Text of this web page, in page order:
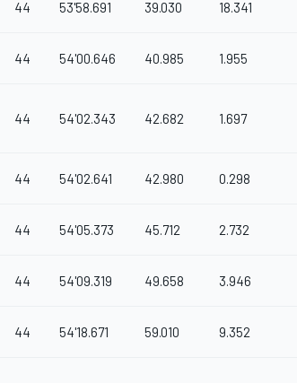
44 53'58.691 39.030 18.341
44 54'00.646 40.985 1.955
44 54'02.343 42.682 1.697
44 54'02.641 42.980 0.298
44 54'05.373 45.712 2.732
44 54'09.319 49.658 3.946
44 54'18.671 59.010 9.352